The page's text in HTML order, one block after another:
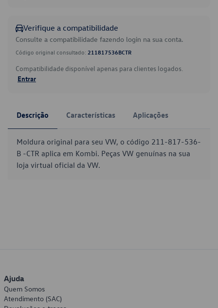
Verifique a compatibilidade
Consulte a compatibilidade fazendo login na sua conta.
Código original consultado: 211817536BCTR
Compatibilidade disponível apenas para clientes logados.
Entrar
Descrição Características Aplicações
Moldura original para seu VW, o código 211-817-536-
B -CTR aplica em Kombi. Peças VW genuínas na sua
loja virtual oficial da VW.
Ajuda
Quem Somos
Atendimento (SAC)